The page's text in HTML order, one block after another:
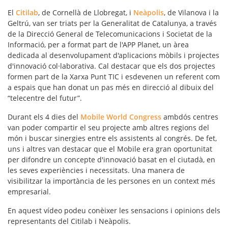
El Citilab, de Cornellà de Llobregat, i Neàpolis, de Vilanova i la
Geltrú, van ser triats per la Generalitat de Catalunya, a través
de la Direcció General de Telecomunicacions i Societat de la
Informació, per a format part de l'APP Planet, un àrea
dedicada al desenvolupament d'aplicacions mòbils i projectes
d'innovació col·laborativa. Cal destacar que els dos projectes
formen part de la Xarxa Punt TIC i esdevenen un referent com
a espais que han donat un pas més en direcció al dibuix del
“telecentre del futur”.
Durant els 4 dies del Mobile World Congress ambdós centres
van poder compartir el seu projecte amb altres regions del
món i buscar sinergies entre els assistents al congrés. De fet,
uns i altres van destacar que el Mobile era gran oportunitat
per difondre un concepte d'innovació basat en el ciutadà, en
les seves experiències i necessitats. Una manera de
visibilitzar la importància de les persones en un context més
empresarial.
En aquest vídeo podeu conèixer les sensacions i opinions dels
representants del Citilab i Neàpolis.